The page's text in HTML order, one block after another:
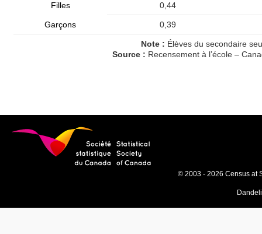
Filles
0,44
Garçons 0,39
Note : Élèves du secondaire
Source : Recensement à l’école –
© 2003 - 2026 Census at